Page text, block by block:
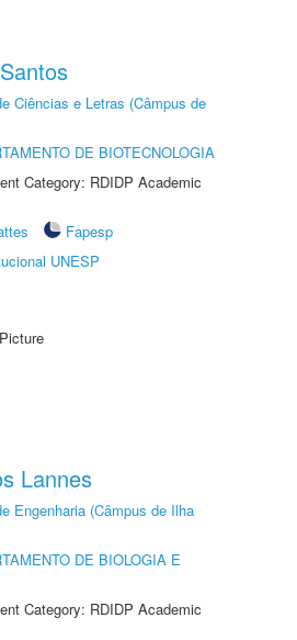
Ciências e Letras (Câmpus de
DE BIOTECNOLOGIA
Category: RDIDP Academic
Fapesp
UNESP
Lannes
Engenharia (Câmpus de Ilha
DE BIOLOGIA E
Category: RDIDP Academic